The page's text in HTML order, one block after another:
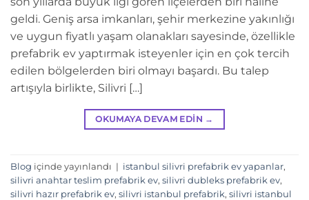
geldi. Geniş arsa imkanları, şehir merkezine yakınlığı
ve uygun fiyatlı yaşam olanakları sayesinde, özellikle
prefabrik ev yaptırmak isteyenler için en çok tercih
edilen bölgelerden biri olmayı başardı. Bu talep
artışıyla birlikte, Silivri […]
OKUMAYA DEVAM EDIN →
Blog içinde yayınlandı | istanbul silivri prefabrik ev yapanlar,
silivri anahtar teslim prefabrik ev, silivri dubleks prefabrik ev,
silivri hazır prefabrik ev, silivri istanbul prefabrik, silivri istanbul